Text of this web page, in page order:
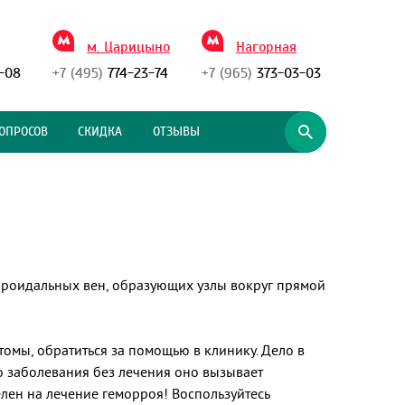
08
м. Царицыно
+7 (495) 774-23-74
Нагорная
+7 (965) 373-03-03
СКИДКА ОТЗЫВЫ
вен, образующих узлы вокруг прямой
обратиться за помощью в клинику. Дело в
заболевания без лечения оно вызывает
на лечение геморроя! Воспользуйтесь